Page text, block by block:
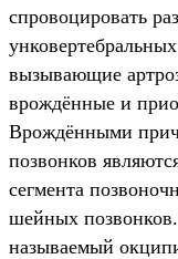
спровоцировать
вызывающие
врождённые и
Врождёнными
позвонков
сегмента
шейных
называемый